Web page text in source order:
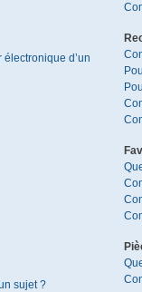
d’un
sujet ?